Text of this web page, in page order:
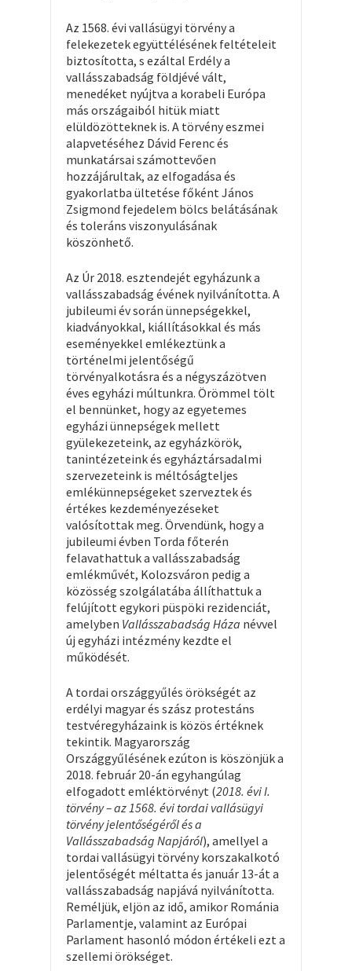
Az 1568. évi vallásügyi törvény a
felekezetek együttélésének feltételeit
biztosította, s ezáltal Erdély a
vallásszabadság földjévé vált,
menedéket nyújtva a korabeli Európa
más országaiból hitük miatt
elüldözötteknek is. A törvény eszmei
alapvetéséhez Dávid Ferenc és
munkatársai számottevően
hozzájárultak, az elfogadása és
gyakorlatba ültetése főként János
Zsigmond fejedelem bölcs belátásának
és toleráns viszonyulásának
köszönhető.
Az Úr 2018. esztendejét egyházunk a
vallásszabadság évének nyilvánította. A
jubileumi év során ünnepségekkel,
kiadványokkal, kiállításokkal és más
eseményekkel emlékeztünk a
történelmi jelentőségű
törvényalkotásra és a négyszázötven
éves egyházi múltunkra. Örömmel tölt
el bennünket, hogy az egyetemes
egyházi ünnepségek mellett
gyülekezeteink, az egyházkörök,
tanintézeteink és egyháztársadalmi
szervezeteink is méltóságteljes
emlékünnepségeket szerveztek és
értékes kezdeményezéseket
valósítottak meg. Örvendünk, hogy a
jubileumi évben Torda főterén
felavathattuk a vallásszabadság
emlékművét, Kolozsváron pedig a
közösség szolgálatába állíthattuk a
felújított egykori püspöki rezidenciát,
amelyben Vallásszabadság Háza névvel
új egyházi intézmény kezdte el
működését.
A tordai országgyűlés örökségét az
erdélyi magyar és szász protestáns
testvéregyházaink is közös értéknek
tekintik. Magyarország
Országgyűlésének ezúton is köszönjük a
2018. február 20-án egyhangúlag
elfogadott emléktörvényt (2018. évi I.
törvény – az 1568. évi tordai vallásügyi
törvény jelentőségéről és a
Vallásszabadság Napjáról), amellyel a
tordai vallásügyi törvény korszakalkotó
jelentőségét méltatta és január 13-át a
vallásszabadság napjává nyilvánította.
Reméljük, eljön az idő, amikor Románia
Parlamentje, valamint az Európai
Parlament hasonló módon értékeli ezt a
szellemi örökséget.